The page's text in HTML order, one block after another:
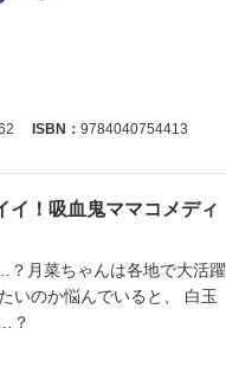
ISBN： 9784040754413
イ！吸血鬼ママコメディ
月菜ちゃんは各地で大活躍
いのか悩んでいると、 白玉
？